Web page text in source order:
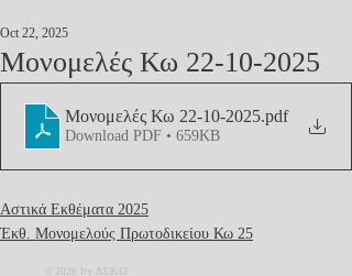
Μονομελές Κω 22-10-2025
Oct 22, 2025
Μονομελές Κω 22-10-2025.pdf
Download PDF • 659KB
Αστικά Εκθέματα 2025
Έκθ. Μονομελούς Πρωτοδικείου Κω 25
© 2026 by ΔΣΚΩ